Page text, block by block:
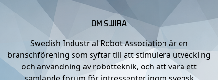
OM SWIRA
Swedish Industrial Robot Association är en
branschförening som syftar till att stimulera utveckling
och användning av robotteknik, och att vara ett
samlande forum för intressenter inom svensk